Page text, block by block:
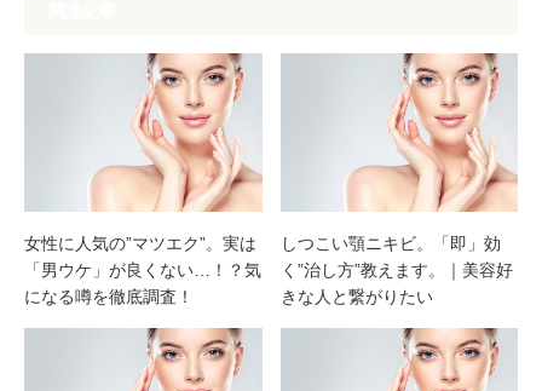
女性に人気の”マツエク”。実は
「男ウケ」が良くない…！？気
になる噂を徹底調査！
しつこい顎ニキビ。「即」効
く”治し方”教えます。｜美容好
きな人と繋がりたい